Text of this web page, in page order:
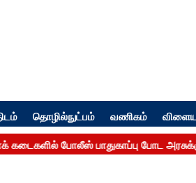
தொழில்நுட்பம் வணிகம்